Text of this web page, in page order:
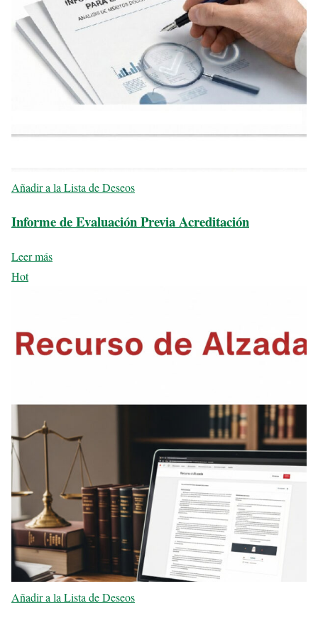
Añadir a la Lista de Deseos
Informe de Evaluación Previa Acreditación
Leer más
Hot
Añadir a la Lista de Deseos